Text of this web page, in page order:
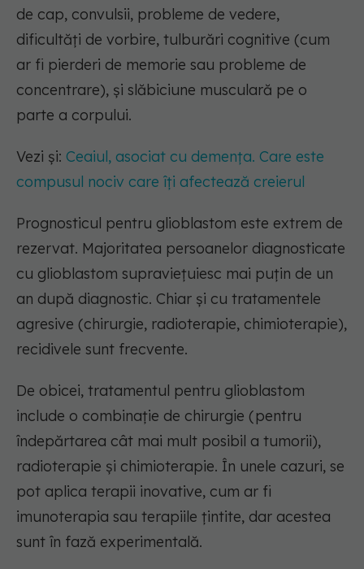
de cap, convulsii, probleme de vedere,
dificultăți de vorbire, tulburări cognitive (cum
ar fi pierderi de memorie sau probleme de
concentrare), și slăbiciune musculară pe o
parte a corpului.
Vezi și: Ceaiul, asociat cu demența. Care este
compusul nociv care îți afectează creierul
Prognosticul pentru glioblastom este extrem de
rezervat. Majoritatea persoanelor diagnosticate
cu glioblastom supraviețuiesc mai puțin de un
an după diagnostic. Chiar și cu tratamentele
agresive (chirurgie, radioterapie, chimioterapie),
recidivele sunt frecvente.
De obicei, tratamentul pentru glioblastom
include o combinație de chirurgie (pentru
îndepărtarea cât mai mult posibil a tumorii),
radioterapie și chimioterapie. În unele cazuri, se
pot aplica terapii inovative, cum ar fi
imunoterapia sau terapiile țintite, dar acestea
sunt în fază experimentală.